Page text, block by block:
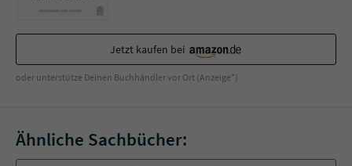
Jetzt kaufen bei
oder unterstütze Deinen Buchhändler vor Ort (Anzeige*)
Ähnliche Sachbücher: